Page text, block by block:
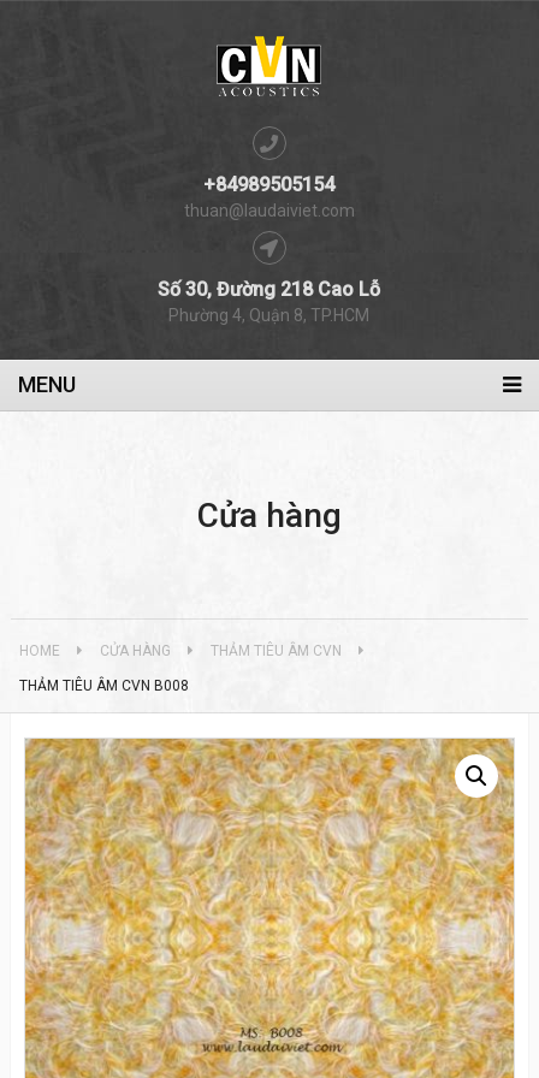
+84989505154
thuan@laudaiviet.com
Số 30, Đường 218 Cao Lỗ
Phường 4, Quận 8, TP.HCM
MENU
Cửa hàng
HOME CỬA HÀNG THẢM TIÊU ÂM CVN
THẢM TIÊU ÂM CVN B008